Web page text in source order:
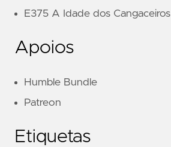
E375 A Idade dos Cangaceiros
Apoios
Humble Bundle
Patreon
Etiquetas